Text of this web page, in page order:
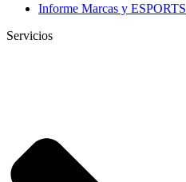
Informe Marcas y ESPORTS
Servicios